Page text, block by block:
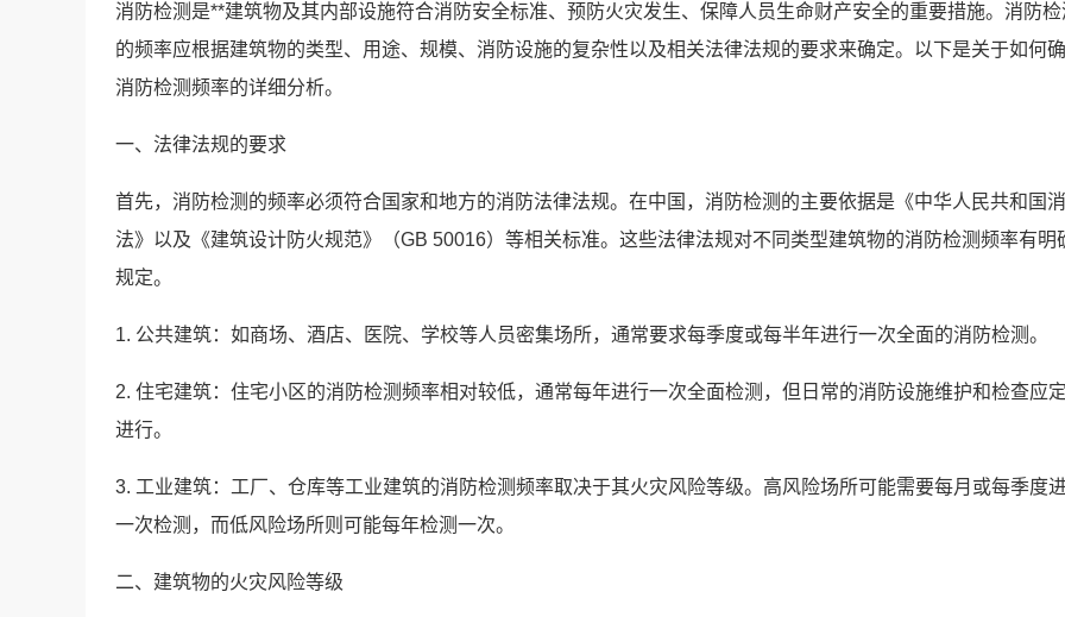
消防检测是**建筑物及其内部设施符合消防安全标准、预防火灾发生、保障人员生命财产安全的重要措施。消防检
的频率应根据建筑物的类型、用途、规模、消防设施的复杂性以及相关法律法规的要求来确定。以下是关于如何
消防检测频率的详细分析。
一、法律法规的要求
首先，消防检测的频率必须符合国家和地方的消防法律法规。在中国，消防检测的主要依据是《中华人民共和国
法》以及《建筑设计防火规范》（GB 50016）等相关标准。这些法律法规对不同类型建筑物的消防检测频率有明
规定。
1. 公共建筑：如商场、酒店、医院、学校等人员密集场所，通常要求每季度或每半年进行一次全面的消防检测。
2. 住宅建筑：住宅小区的消防检测频率相对较低，通常每年进行一次全面检测，但日常的消防设施维护和检查应
进行。
3. 工业建筑：工厂、仓库等工业建筑的消防检测频率取决于其火灾风险等级。高风险场所可能需要每月或每季度
一次检测，而低风险场所则可能每年检测一次。
二、建筑物的火灾风险等级